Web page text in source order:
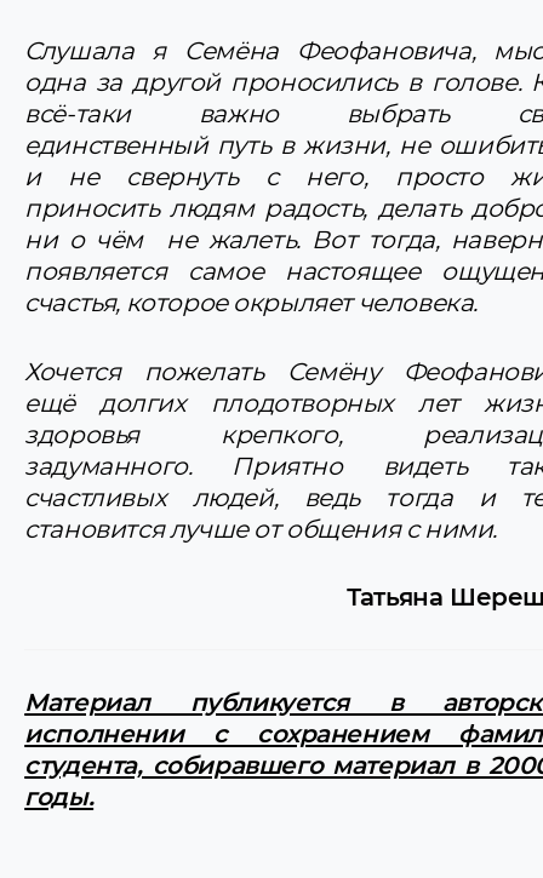
Слушала я Семёна Феофановича,
одна за другой проносились в голове.
всё-таки важно выбрать
единственный путь в жизни, не
и не свернуть с него, просто
приносить людям радость, делать
ни о чём не жалеть. Вот тогда,
появляется самое настоящее
счастья, которое окрыляет человека.
Хочется пожелать Семёну
ещё долгих плодотворных лет
здоровья крепкого,
задуманного. Приятно видеть
счастливых людей, ведь тогда и
становится лучше от общения с ними.
Татьяна
Материал публикуется в
исполнении с сохранением
студента, собиравшего материал в
годы.